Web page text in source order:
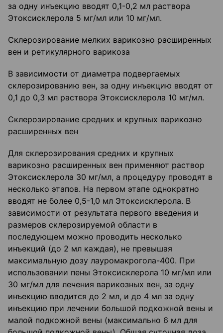
за одну инъекцию вводят 0,1-0,2 мл раствора
Этоксисклерола 5 мг/мл или 10 мг/мл.
Склерозирование мелких варикозно расширенных
вен и ретикулярного варикоза
В зависимости от диаметра подвергаемых
склерозированию вен, за одну инъекцию вводят от
0,1 до 0,3 мл раствора Этоксисклерола 10 мг/мл.
Склерозирование средних и крупных варикозно
расширенных вен
Для склерозирования средних и крупных
варикозно расширенных вен применяют раствор
Этоксисклерола 30 мг/мл, а процедуру проводят в
несколько этапов. На первом этапе однократно
вводят не более 0,5-1,0 мл Этоксисклерола. В
зависимости от результата первого введения и
размеров склерозируемой области в
последующем можно проводить несколько
инъекций (до 2 мл каждая), не превышая
максимальную дозу лауромакрогола-400. При
использовании пены Этоксисклерола 10 мг/мл или
30 мг/мл для лечения варикозных вен, за одну
инъекцию вводится до 2 мл, и до 4 мл за одну
инъекцию при лечении большой подкожной вены и
малой подкожной вены (максимально 6 мл для